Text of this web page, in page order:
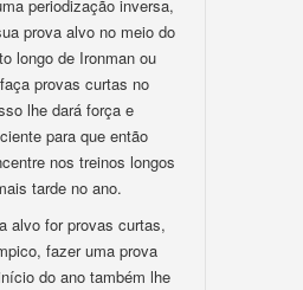
periodização inversa,
prova alvo no meio do
longo de Ironman ou
provas curtas no
lhe dará força e
para que então
nos treinos longos
tarde no ano.
alvo for provas curtas,
fazer uma prova
do ano também lhe